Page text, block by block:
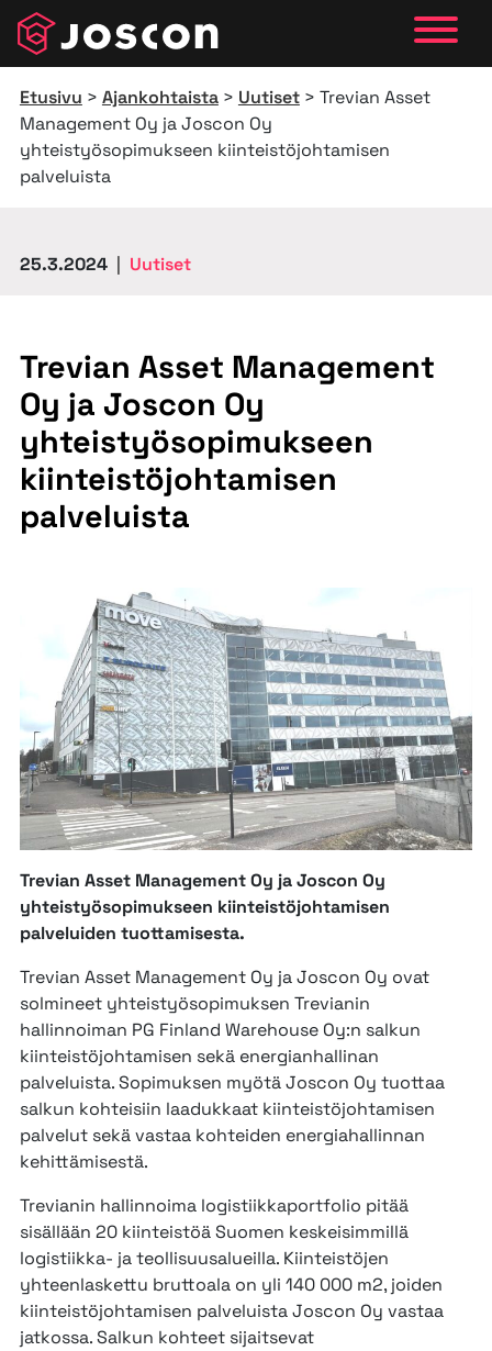
Päävalikko
Etusivu > Ajankohtaista> Uutiset> Trevian Asset
Management Oy ja Joscon Oy
yhteistyösopimukseen kiinteistöjohtamisen
palveluista
25.3.2024 Uutiset
Trevian Asset Management
Oy ja Joscon Oy
yhteistyösopimukseen
kiinteistöjohtamisen
palveluista
Trevian Asset Management Oy ja Joscon Oy
yhteistyösopimukseen kiinteistöjohtamisen
palveluiden tuottamisesta.
Trevian Asset Management Oy ja Joscon Oy ovat
solmineet yhteistyösopimuksen Trevianin
hallinnoiman PG Finland Warehouse Oy:n salkun
kiinteistöjohtamisen sekä energianhallinan
palveluista. Sopimuksen myötä Joscon Oy tuottaa
salkun kohteisiin laadukkaat kiinteistöjohtamisen
palvelut sekä vastaa kohteiden energiahallinnan
kehittämisestä.
Trevianin hallinnoima logistiikkaportfolio pitää
sisällään 20 kiinteistöä Suomen keskeisimmillä
logistiikka- ja teollisuusalueilla. Kiinteistöjen
yhteenlaskettu bruttoala on yli 140 000 m2, joiden
kiinteistöjohtamisen palveluista Joscon Oy vastaa
jatkossa. Salkun kohteet sijaitsevat